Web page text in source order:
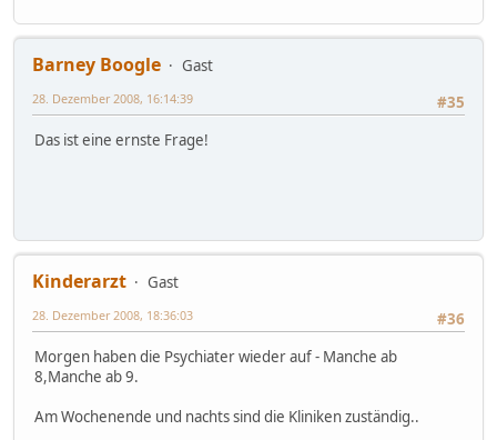
Barney Boogle
Gast
#35
28. Dezember 2008, 16:14:39
Das ist eine ernste Frage!
Kinderarzt
Gast
#36
28. Dezember 2008, 18:36:03
Morgen haben die Psychiater wieder auf - Manche ab
8,Manche ab 9.
Am Wochenende und nachts sind die Kliniken zuständig..